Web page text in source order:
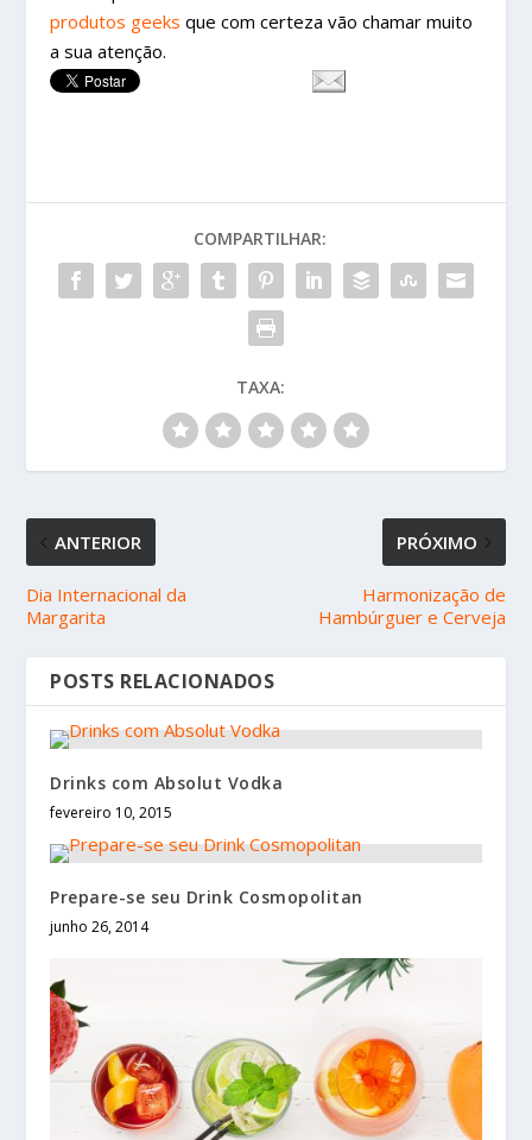
produtos geeks que com certeza vão chamar muito
a sua atenção.
COMPARTILHAR:
TAXA:
ANTERIOR
Dia Internacional da
Margarita
PRÓXIMO
Harmonização de
Hambúrguer e Cerveja
POSTS RELACIONADOS
Drinks com Absolut Vodka
fevereiro 10, 2015
Prepare-se seu Drink Cosmopolitan
junho 26, 2014